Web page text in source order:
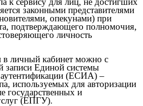
законными представителями
опекунами) при
подтверждающего полномочия,
личность
в личный кабинет можно с
Единой системы
(ЕСИА) –
используемых для авторизации
государственных и
(ЕПГУ).